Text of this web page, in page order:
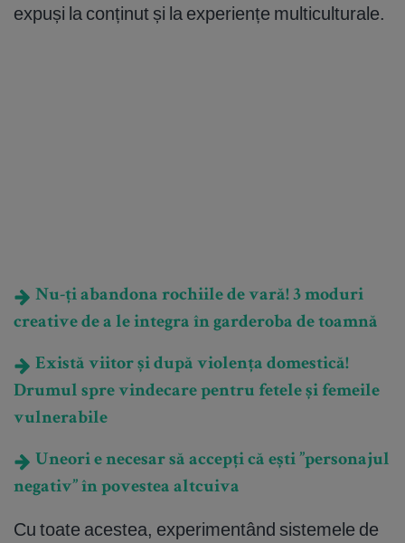
expuși la conținut și la experiențe multiculturale.
Nu-ți abandona rochiile de vară! 3 moduri
creative de a le integra în garderoba de toamnă
Există viitor și după violența domestică!
Drumul spre vindecare pentru fetele și femeile
vulnerabile
Uneori e necesar să accepți că ești ”personajul
negativ” în povestea altcuiva
Cu toate acestea, experimentând sistemele de